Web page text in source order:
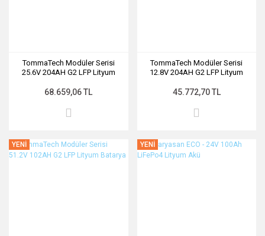
TommaTech Modüler Serisi
25.6V 204AH G2 LFP Lityum
68.659,06 TL
TommaTech Modüler Serisi
12.8V 204AH G2 LFP Lityum
45.772,70 TL
YENİ YENİ